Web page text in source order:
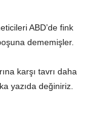
ABD’de fink
dememişler.
karşı tavrı daha
yazıda değiniriz.